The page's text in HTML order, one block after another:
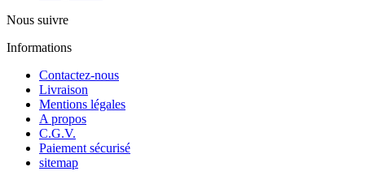
Nous suivre
Informations
Contactez-nous
Livraison
Mentions légales
A propos
C.G.V.
Paiement sécurisé
sitemap